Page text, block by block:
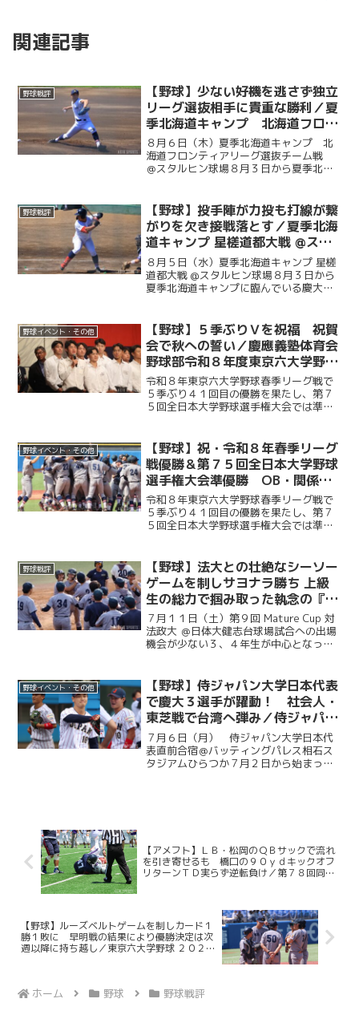
関連記事
野球戦評
【野球】少ない好機を逃さず独立
リーグ選抜相手に貴重な勝利／夏
季北海道キャンプ 北海道フロン
ティアリーグ選抜チーム戦 ＠ス
タルヒン球場
８月６日（木）夏季北海道キャンプ 北
海道フロンティアリーグ選抜チーム戦
＠スタルヒン球場８月３日から夏季北海
ティアリーグの選抜チームと試合を行っ
た。初回に今津慶介（総４...
野球戦評
【野球】投手陣が力投も打線が繋
がりを欠き接戦落とす／夏季北海
道キャンプ 星槎道都大戦 @スタ
ルヒン球場
８月５日（水）夏季北海道キャンプ 星槎
道都大戦 @スタルヒン球場８月３日から
夏季北海道キャンプに臨んでいる慶大。
（商４・慶應）が相手打線に得点を許
し、２点を追う展開に。そ...
野球イベント・その他
【野球】５季ぶりＶを祝福 祝賀
会で秋への誓い／慶應義塾体育会
野球部令和８年度東京六大学野球
春季リーグ戦優勝 祝賀会～前編
～
令和８年東京六大学野球春季リーグ戦で
５季ぶり４１回目の優勝を果たし、第７
５回全日本大学野球選手権大会では準優
人が集まり、選手たちの健闘をたたえ
た。前編では、堀井監督の挨...
野球イベント・その他
【野球】祝・令和８年春季リーグ
戦優勝＆第７５回全日本大学野球
選手権大会準優勝 OB・関係者
からのお祝いメッセージ
令和８年東京六大学野球春季リーグ戦で
５季ぶり４１回目の優勝を果たし、第７
５回全日本大学野球選手権大会では準優
の皆様から、現役選手たちへ温かい祝福
のメッセージをお寄せい...
野球戦評
【野球】法大との壮絶なシーソー
ゲームを制しサヨナラ勝ち 上級
生の総力で掴み取った執念の『一
勝』／第９回MatureCup・法大
戦
７月１１日（土）第９回 Mature Cup 対
法政大 ＠日体大健志台球場試合への出場
機会が少ない３、４年生が中心となって
に２度追い付く粘りを見せると、１点ビ...
野球イベント・その他
【野球】侍ジャパン大学日本代表
で慶大３選手が躍動！ 社会人・
東芝戦で台湾へ弾み／侍ジャパン
大学日本代表直前合宿５日目
７月６日（月） 侍ジャパン大学日本代
表直前合宿＠バッティングパレス相石ス
タジアムひらつか７月２日から始まった
【アメフト】ＬＢ・松岡のＱＢサックで流れ
を引き寄せるも 橋口の９０ｙｄキックオフ
リターンＴＤ実らず逆転負け／第７８回同志
【野球】ルーズベルトゲームを制しカード１
勝１敗に 早明戦の結果により優勝決定は次
週以降に持ち越し／東京六大学野球 ２０２６
ホーム 野球 野球戦評